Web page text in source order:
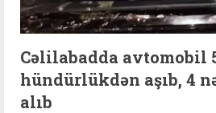
Cəlilabadda avtomobil
hündürlükdən aşıb, 4
alıb